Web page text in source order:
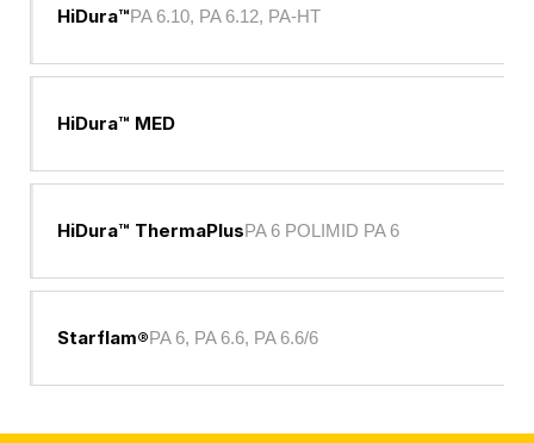
HiDura™PA 6.10, PA 6.12, PA-HT
HiDura™ MED
HiDura™ ThermaPlusPA 6 POLIMID PA 6
Starflam®PA 6, PA 6.6, PA 6.6/6